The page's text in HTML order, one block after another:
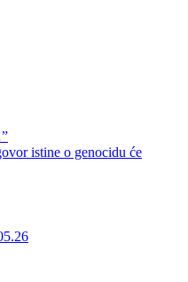
istine o genocidu će